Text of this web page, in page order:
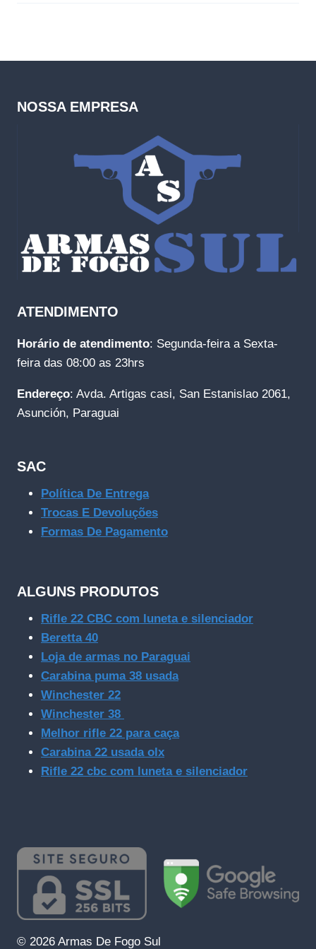
NOSSA EMPRESA
ATENDIMENTO
Horário de atendimento: Segunda-feira a Sexta-
feira das 08:00 as 23hrs
Endereço: Avda. Artigas casi, San Estanislao 2061,
Asunción, Paraguai
SAC
Política De Entrega
Trocas E Devoluções
Formas De Pagamento
ALGUNS PRODUTOS
Rifle 22 CBC com luneta e silenciador
Beretta 40
Loja de armas no Paraguai
Carabina puma 38 usada
Winchester 22
Winchester 38
Melhor rifle 22 para caça
Carabina 22 usada olx
Rifle 22 cbc com luneta e silenciador
© 2026 Armas De Fogo Sul